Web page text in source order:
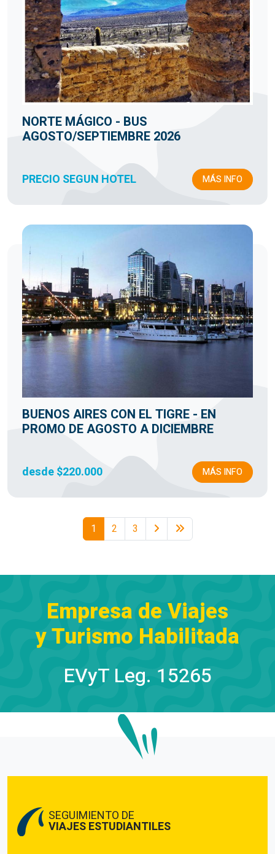
NORTE MÁGICO - BUS
AGOSTO/SEPTIEMBRE 2026
PRECIO SEGUN HOTEL MÁS INFO
BUENOS AIRES CON EL TIGRE - EN
PROMO DE AGOSTO A DICIEMBRE
desde $220.000 MÁS INFO
1 2 3
Empresa de Viajes
y Turismo Habilitada
EVyT Leg. 15265
SEGUIMIENTO DE
VIAJES ESTUDIANTILES